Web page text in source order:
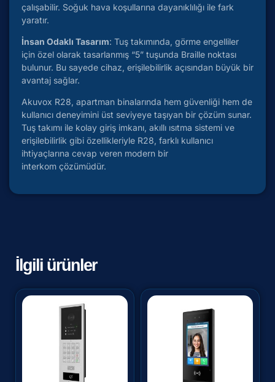
çalışabilir. Soğuk hava koşullarına dayanıklılığı ile fark
yaratır.
İnsan Odaklı Tasarım: Tuş takımında, görme engelliler
için özel olarak tasarlanmış “5” tuşunda Braille noktası
bulunur. Bu sayede cihaz, erişilebilirlik açısından büyük bir
avantaj sağlar.
Akuvox R28, apartman binalarında hem güvenliği hem de
kullanıcı deneyimini üst seviyeye taşıyan bir çözüm sunar.
Tuş takımı ile kolay giriş imkanı, akıllı ısıtma sistemi ve
erişilebilirlik gibi özellikleriyle R28, farklı kullanıcı
ihtiyaçlarına cevap veren modern bir
interkom çözümüdür.
İlgili ürünler